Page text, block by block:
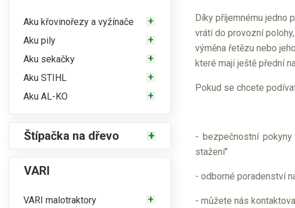
Aku křovinořezy a vyžínače
Aku pily
Aku sekačky
Aku STIHL
Aku AL-KO
Štípačka na dřevo
VARI
VARI malotraktory
Díky příjemnému jedno
vrátí do provozní
výměna řetězu nebo
které mají ještě přední
Pokud se chcete
- bezpečnostní
stažení"
- odborné poradenství
- můžete nás